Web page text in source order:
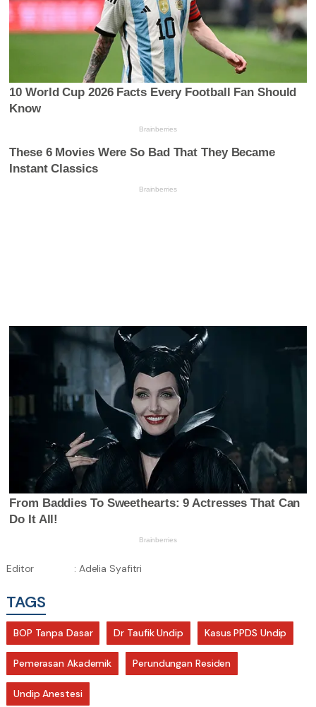
Editor : Adelia Syafitri
TAGS
BOP Tanpa Dasar Dr Taufik Undip Kasus PPDS Undip
Pemerasan Akademik Perundungan Residen
Undip Anestesi